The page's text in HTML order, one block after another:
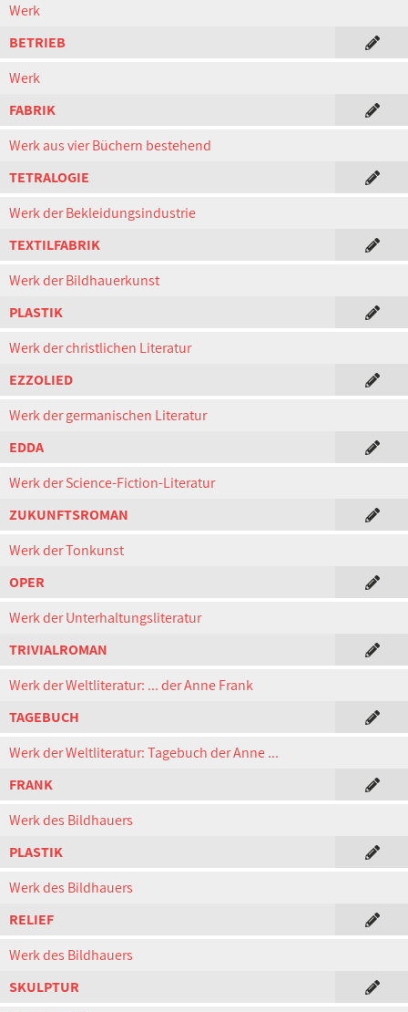
Werk
BETRIEB
Werk
FABRIK
Werk aus vier Büchern bestehend
TETRALOGIE
Werk der Bekleidungsindustrie
TEXTILFABRIK
Werk der Bildhauerkunst
PLASTIK
Werk der christlichen Literatur
EZZOLIED
Werk der germanischen Literatur
EDDA
Werk der Science-Fiction-Literatur
ZUKUNFTSROMAN
Werk der Tonkunst
OPER
Werk der Unterhaltungsliteratur
TRIVIALROMAN
Werk der Weltliteratur: ... der Anne Frank
TAGEBUCH
Werk der Weltliteratur: Tagebuch der Anne ...
FRANK
Werk des Bildhauers
PLASTIK
Werk des Bildhauers
RELIEF
Werk des Bildhauers
SKULPTUR